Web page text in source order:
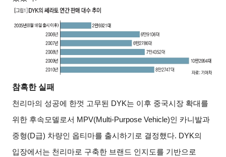
참혹한 실패
천리마의 성공에 한껏 고무된 DYK는 이후 중국시장 확대를
위한 후속모델로서 MPV(Multi-Purpose Vehicle)인 카니발과
중형(D급) 차량인 옵티마를 출시하기로 결정했다. DYK의
입장에서는 천리마로 구축한 브랜드 인지도를 기반으로